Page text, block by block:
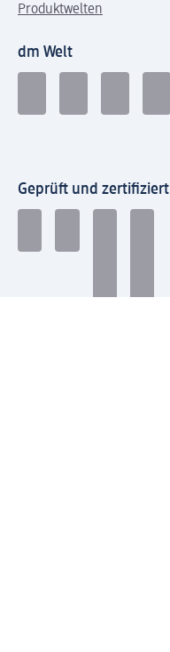
Produktwelten
dm Welt
Geprüft und zertifiziert